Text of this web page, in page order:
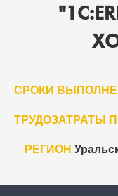
СРОКИ
ТРУДОЗАТРАТЫ
РЕГИОН